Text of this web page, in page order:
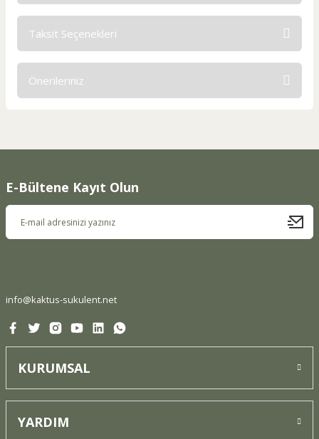
Taksit Seçenekleri
Önerileriniz
Ürün resmi kalitesiz, bozuk veya görüntülenemiyor.
E-Bültene Kayıt Olun
info@kaktus-sukulent.net
KURUMSAL
YARDIM